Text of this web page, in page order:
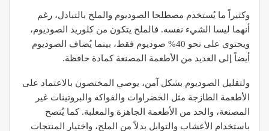
وكثيراً ما يُستخدم مصطلحا الصوديوم والملح بالتبادل، رغم
أنهما ليسا الشيء نفسه. فالملح يتكون من كلوريد الصوديوم،
ويحتوي على نحو 40% صوديوم فقط، بينما يُضاف الصوديوم
أيضاً إلى العديد من الأطعمة المصنعة كمادة حافظة.
ولتقليل الصوديوم بشكل آمن، يوصي المختصون بالاعتماد على
الأطعمة الطازجة مثل الخضراوات والفواكه والبروتينات غير
المصنعة، والحد من الأطعمة الجاهزة والمعلبة. كما يُنصح
باستخدام الأعشاب والتوابل بدلاً من الملح، واختيار المنتجات